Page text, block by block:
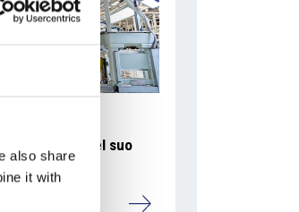
also share
it with
la produzione del suo